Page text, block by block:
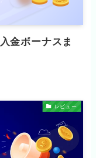
金ボーナスま
レビュー